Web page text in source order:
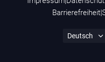
Barrierefreiheit|